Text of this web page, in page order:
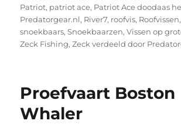
Patriot, patriot ace, Patriot Ace doodaas
Predatorgear.nl, River7, roofvis, Roofvissen,
snoekbaars,Snoekbaarzen,Vissen op
Zeck Fishing,Zeck verdeeld door
Proefvaart Boston
Whaler